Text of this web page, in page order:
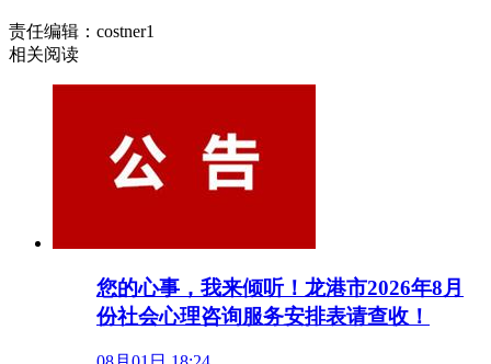
责任编辑：costner1
相关阅读
您的心事，我来倾听！龙港市2026年8月
份社会心理咨询服务安排表请查收！